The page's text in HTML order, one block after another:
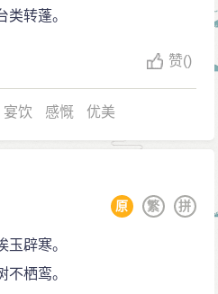
种解释，好用典，有些诗
品。清朝诗人叶燮在《原
甫相似，李商隐的诗经常用
懂，而且常常每句读用典
用各种象征、比兴手法，
因此更加看重骨肉之情。另
成忧郁、敏感、清高的性
诗文中流露出来，也表现
他的父亲，对他影响最
后遇到的一位同族叔父。这
类转蓬。
赞()
宴饮 感慨 优美
拼
繁
原
玉辟寒。
不栖鸾。